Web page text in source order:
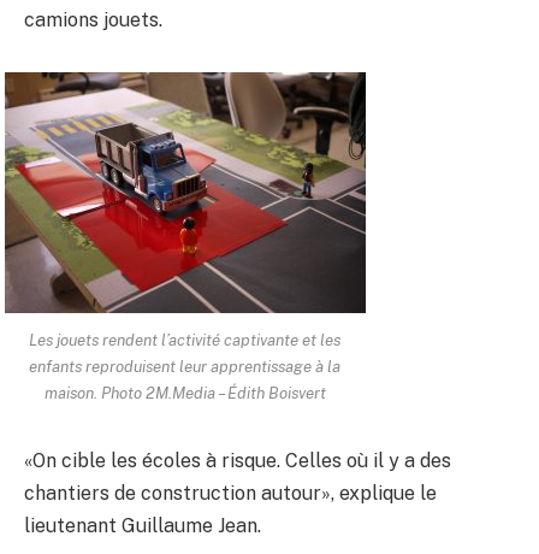
camions jouets.
Les jouets rendent l’activité captivante et les
enfants reproduisent leur apprentissage à la
maison. Photo 2M.Media – Édith Boisvert
«On cible les écoles à risque. Celles où il y a des
chantiers de construction autour», explique le
lieutenant Guillaume Jean.